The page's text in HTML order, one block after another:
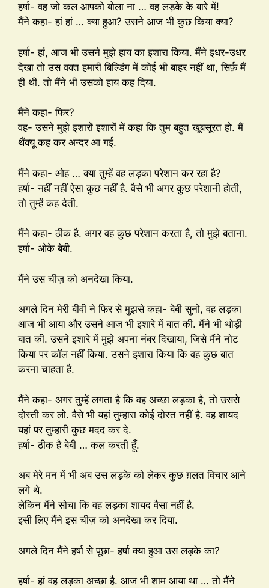
हर्षा- वह जो कल आपको बोला ना … वह लड़के के बारे में!
मैंने कहा- हां हां … क्या हुआ? उसने आज भी कुछ किया क्या?
हर्षा- हां, आज भी उसने मुझे हाय का इशारा किया. मैंने इधर-उधर
देखा तो उस वक्त हमारी बिल्डिंग में कोई भी बाहर नहीं था, सिर्फ़ मैं
ही थी. तो मैंने भी उसको हाय कह दिया.
मैंने कहा- फिर?
वह- उसने मुझे इशारों इशारों में कहा कि तुम बहुत खूबसूरत हो. मैं
थैंक्यू कह कर अन्दर आ गई.
मैंने कहा- ओह … क्या तुम्हें वह लड़का परेशान कर रहा है?
हर्षा- नहीं नहीं ऐसा कुछ नहीं है. वैसे भी अगर कुछ परेशानी होती,
तो तुम्हें कह देती.
मैंने कहा- ठीक है. अगर वह कुछ परेशान करता है, तो मुझे बताना.
हर्षा- ओके बेबी.
मैंने उस चीज़ को अनदेखा किया.
अगले दिन मेरी बीवी ने फिर से मुझसे कहा- बेबी सुनो, वह लड़का
आज भी आया और उसने आज भी इशारे में बात की. मैंने भी थोड़ी
बात की. उसने इशारे में मुझे अपना नंबर दिखाया, जिसे मैंने नोट
किया पर कॉल नहीं किया. उसने इशारा किया कि वह कुछ बात
करना चाहता है.
मैंने कहा- अगर तुम्हें लगता है कि वह अच्छा लड़का है, तो उससे
दोस्ती कर लो. वैसे भी यहां तुम्हारा कोई दोस्त नहीं है. वह शायद
यहां पर तुम्हारी कुछ मदद कर दे.
हर्षा- ठीक है बेबी … कल करती हूँ.
अब मेरे मन में भी अब उस लड़के को लेकर कुछ ग़लत विचार आने
लगे थे.
लेकिन मैंने सोचा कि वह लड़का शायद वैसा नहीं है.
इसी लिए मैंने इस चीज़ को अनदेखा कर दिया.
अगले दिन मैंने हर्षा से पूछा- हर्षा क्या हुआ उस लड़के का?
हर्षा- हां वह लड़का अच्छा है. आज भी शाम आया था … तो मैंने